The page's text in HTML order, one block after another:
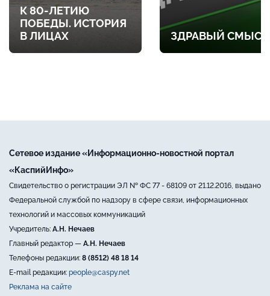
К 80-ЛЕТИЮ
ПОБЕДЫ. ИСТОРИЯ
В ЛИЦАХ
ЗДРАВЫЙ СМЫСЛ
Сетевое издание «Информационно-новостной портал
«КаспийИнфо»
Свидетельство о регистрации ЭЛ № ФС 77 - 68109 от 21.12.2016, выдано
Федеральной службой по надзору в сфере связи, информационных
технологий и массовых коммуникаций
Учредитель: А.Н. Нечаев
Главный редактор — А.Н. Нечаев
Телефоны редакции: 8 (8512) 48 18 14
E-mail редакции: people@caspy.net
Реклама на сайте